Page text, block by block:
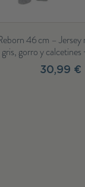
pelele rosa,
pañales - 46cm
21,99 €